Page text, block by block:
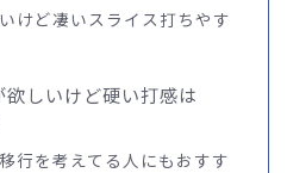
けど凄いスライス打ちやす
しいけど硬い打感は
行を考えてる人にもおすす